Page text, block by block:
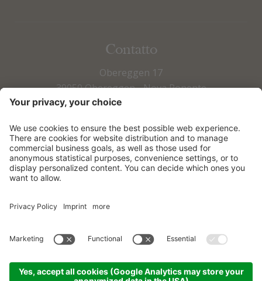
Contatto
Obereggen 17
39050 Obereggen - Nova Ponente
Fax +39 0471 615 673
info@obereggen.it
COME ARRIVARE
Sitemap|Credits|Privacy|Dichiarazione di accessibilità|